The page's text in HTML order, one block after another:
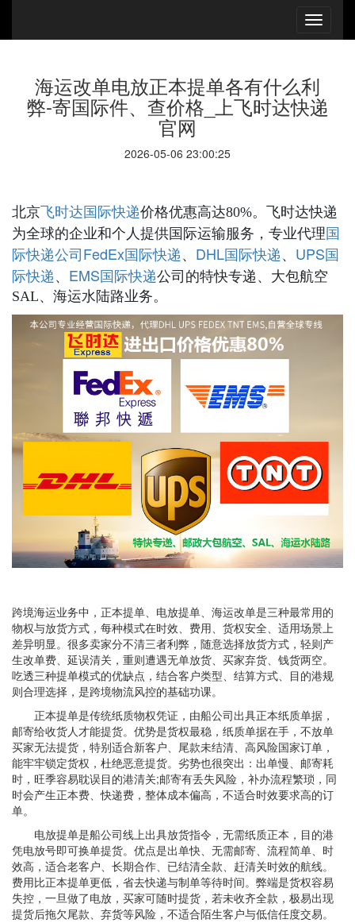
海运改单电放正本提单各有什么利
弊-寄国际件、查价格_上飞时达快递
官网
2026-05-06 23:00:25
北京 飞时达国际快递价格优惠高达80%。飞时达快递
为全球的企业和个人提供国际运输服务，专业代理国
际快递公司FedEx国际快递 、 DHL国际快递 、 UPS国
际快递 、 EMS国际快递公司的特快专递、大包航空
SAL、海运水陆路业务。
跨境海运业务中，正本提单、电放提单、海运改单是三种最常用的
物权与放货方式，每种模式在时效、费用、货权安全、适用场景上
差异明显。很多卖家分不清三者利弊，随意选择放货方式，轻则产
生改单费、延误清关，重则遭遇无单放货、买家弃货、钱货两空。
吃透三种提单模式的优缺点，结合客户类型、结算方式、目的港规
则合理选择，是跨境物流风控的基础功课。
正本提单是传统纸质物权凭证，由船公司出具正本纸质单据，
邮寄给收货人才能提货。优势是货权最稳，纸质单据在手，不放单
买家无法提货，特别适合新客户、尾款未结清、高风险国家订单，
能牢牢锁定货权，杜绝恶意提货。劣势也很突出：出单慢、邮寄耗
时，旺季容易耽误目的港清关;邮寄有丢失风险，补办流程繁琐，同
时会产生正本费、快递费，整体成本偏高，不适合时效要求高的订
单。
电放提单是船公司线上出具放货指令，无需纸质正本，目的港
凭电放号即可换单提货。优点是出单快、无需邮寄、流程简单、时
效高，适合老客户、长期合作、已结清全款、赶清关时效的航线。
费用比正本提单更低，省去快递与制单等待时间。弊端是货权容易
失控，一旦做了电放，买家可随时提货，若未收齐全款，极易出现
提货后拖欠尾款、弃货等风险，不适合陌生客户与低信任度交易。